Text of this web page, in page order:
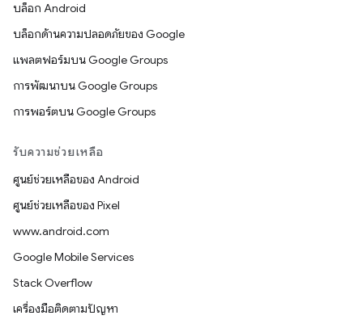
บล็อก Android
บล็อกด้านความปลอดภัยของ Google
แพลตฟอร์มบน Google Groups
การพัฒนาบน Google Groups
การพอร์ตบน Google Groups
รับความช่วยเหลือ
ศูนย์ช่วยเหลือของ Android
ศูนย์ช่วยเหลือของ Pixel
www.android.com
Google Mobile Services
Stack Overflow
เครื่องมือติดตามปัญหา